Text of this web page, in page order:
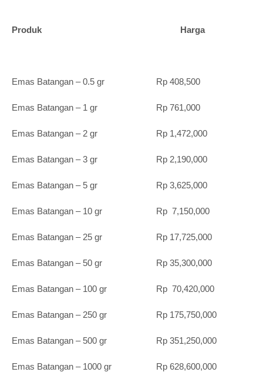
Produk Harga
Emas Batangan – 0.5 gr Rp 408,500
Emas Batangan – 1 gr Rp 761,000
Emas Batangan – 2 gr Rp 1,472,000
Emas Batangan – 3 gr Rp 2,190,000
Emas Batangan – 5 gr Rp 3,625,000
Emas Batangan – 10 gr Rp 7,150,000
Emas Batangan – 25 gr Rp 17,725,000
Emas Batangan – 50 gr Rp 35,300,000
Emas Batangan – 100 gr Rp 70,420,000
Emas Batangan – 250 gr Rp 175,750,000
Emas Batangan – 500 gr Rp 351,250,000
Emas Batangan – 1000 gr Rp 628,600,000